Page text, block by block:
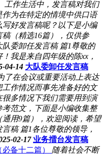
工作生活中，发言稿对我们
为在特定的情境中供口语
好发言稿呢？以下是小编
（精选16篇），仅供参
委卸任发言稿 篇1尊敬的
我是来自四年级的陈xx，
04-14 大队委卸任发言稿
了在会议或重要活动上表达
作情况而事先准备好的文
多情况下我们需要用到演
范文，下面是小编收集整
用9篇），欢迎阅读，希望
稿 篇1各位尊敬的领导，
02-17 业务擂台发言稿
备十二篇）
随着社会不断